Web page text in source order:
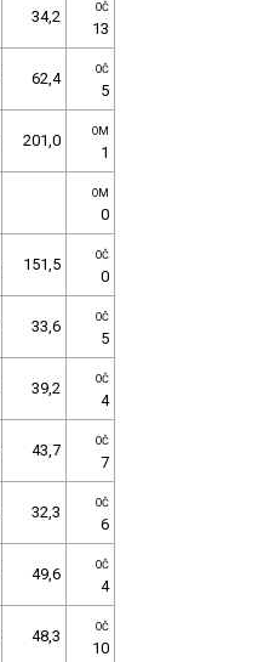
34,2 OČ
13
62,4 OČ
5
201,0 OM
1
OM
0
151,5 OČ
0
33,6 OČ
5
39,2 OČ
4
43,7 OČ
7
32,3 OČ
6
49,6 OČ
4
48,3 OČ
10